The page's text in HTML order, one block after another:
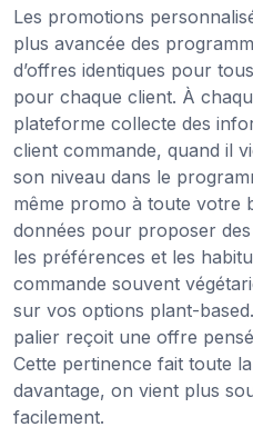
Les promotions
plus avancée des
d’offres identiques pour
pour chaque client. À
plateforme collecte des
client commande, quand il
son niveau dans le
même promo à toute votre
données pour proposer
les préférences et les
commande souvent
sur vos options plant-
palier reçoit une offre
Cette pertinence fait toute
davantage, on vient plus
facilement.